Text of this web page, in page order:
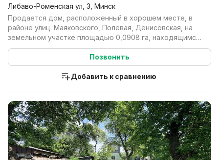
Либаво-Роменская ул, 3, Минск
Продается дом, расположенный в хорошем месте, в
районе улиц: Маяковского, Полевая, Денисовская, на
земельном участке площадью 0,0908 га, находящимся
в...
Позвонить
Добавить к сравнению